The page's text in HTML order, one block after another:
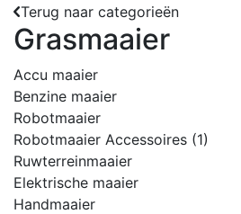
Terug naar categorieën
Grasmaaier
Accu maaier
Benzine maaier
Robotmaaier
Robotmaaier Accessoires (1)
Ruwterreinmaaier
Elektrische maaier
Handmaaier